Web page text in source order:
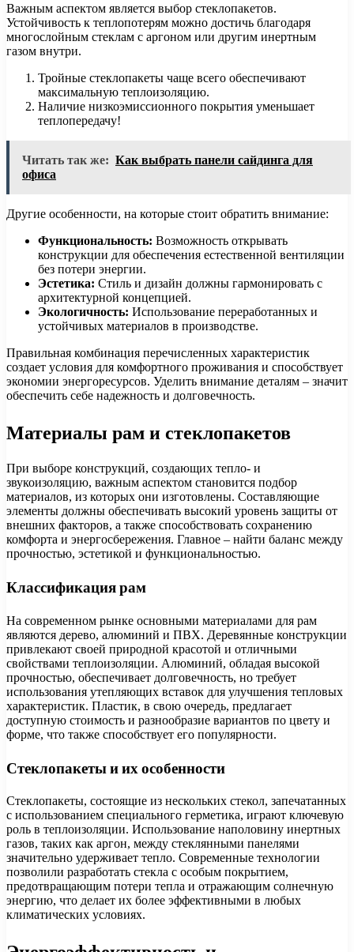
Важным аспектом является выбор стеклопакетов.
Устойчивость к теплопотерям можно достичь благодаря
многослойным стеклам с аргоном или другим инертным
газом внутри.
Тройные стеклопакеты чаще всего обеспечивают
максимальную теплоизоляцию.
Наличие низкоэмиссионного покрытия уменьшает
теплопередачу!
Читать так же: Как выбрать панели сайдинга для
офиса
Другие особенности, на которые стоит обратить внимание:
Функциональность: Возможность открывать
конструкции для обеспечения естественной вентиляции
без потери энергии.
Эстетика: Стиль и дизайн должны гармонировать с
архитектурной концепцией.
Экологичность: Использование переработанных и
устойчивых материалов в производстве.
Правильная комбинация перечисленных характеристик
создает условия для комфортного проживания и способствует
экономии энергоресурсов. Уделить внимание деталям – значит
обеспечить себе надежность и долговечность.
Материалы рам и стеклопакетов
При выборе конструкций, создающих тепло- и
звукоизоляцию, важным аспектом становится подбор
материалов, из которых они изготовлены. Составляющие
элементы должны обеспечивать высокий уровень защиты от
внешних факторов, а также способствовать сохранению
комфорта и энергосбережения. Главное – найти баланс между
прочностью, эстетикой и функциональностью.
Классификация рам
На современном рынке основными материалами для рам
являются дерево, алюминий и ПВХ. Деревянные конструкции
привлекают своей природной красотой и отличными
свойствами теплоизоляции. Алюминий, обладая высокой
прочностью, обеспечивает долговечность, но требует
использования утепляющих вставок для улучшения тепловых
характеристик. Пластик, в свою очередь, предлагает
доступную стоимость и разнообразие вариантов по цвету и
форме, что также способствует его популярности.
Стеклопакеты и их особенности
Стеклопакеты, состоящие из нескольких стекол, запечатанных
с использованием специального герметика, играют ключевую
роль в теплоизоляции. Использование наполовину инертных
газов, таких как аргон, между стеклянными панелями
значительно удерживает тепло. Современные технологии
позволили разработать стекла с особым покрытием,
предотвращающим потери тепла и отражающим солнечную
энергию, что делает их более эффективными в любых
климатических условиях.